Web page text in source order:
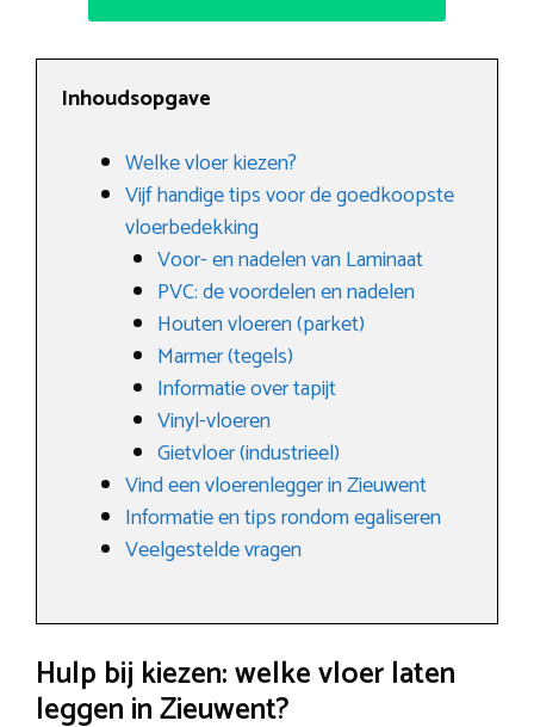
Inhoudsopgave
Welke vloer kiezen?
Vijf handige tips voor de goedkoopste
vloerbedekking
Voor- en nadelen van Laminaat
PVC: de voordelen en nadelen
Houten vloeren (parket)
Marmer (tegels)
Informatie over tapijt
Vinyl-vloeren
Gietvloer (industrieel)
Vind een vloerenlegger in Zieuwent
Informatie en tips rondom egaliseren
Veelgestelde vragen
Hulp bij kiezen: welke vloer laten
leggen in Zieuwent?